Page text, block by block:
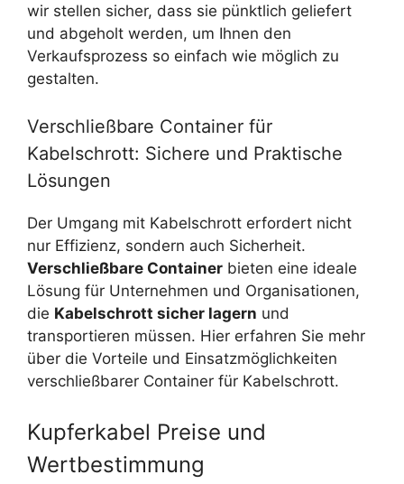
wir stellen sicher, dass sie pünktlich geliefert
und abgeholt werden, um Ihnen den
Verkaufsprozess so einfach wie möglich zu
gestalten.
Verschließbare Container für
Kabelschrott: Sichere und Praktische
Lösungen
Der Umgang mit Kabelschrott erfordert nicht
nur Effizienz, sondern auch Sicherheit.
Verschließbare Container bieten eine ideale
Lösung für Unternehmen und Organisationen,
die Kabelschrott sicher lagern und
transportieren müssen. Hier erfahren Sie mehr
über die Vorteile und Einsatzmöglichkeiten
verschließbarer Container für Kabelschrott.
Kupferkabel Preise und
Wertbestimmung